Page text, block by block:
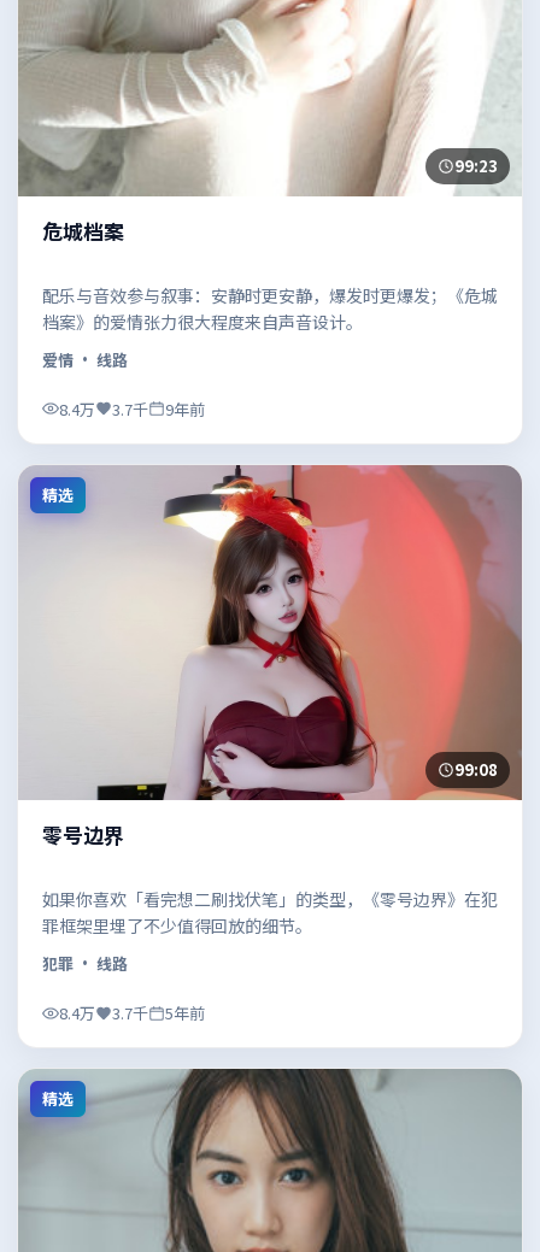
99:23
危城档案
配乐与音效参与叙事：安静时更安静，爆发时更爆发；《危城
档案》的爱情张力很大程度来自声音设计。
爱情 · 线路
8.4万 3.7千 9年前
精选
99:08
零号边界
如果你喜欢「看完想二刷找伏笔」的类型，《零号边界》在犯
罪框架里埋了不少值得回放的细节。
犯罪 · 线路
8.4万 3.7千 5年前
精选